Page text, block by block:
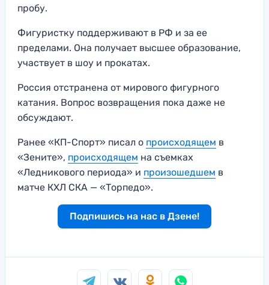
пробу.
Фигуристку поддерживают в РФ и за ее
пределами. Она получает высшее образование,
участвует в шоу и прокатах.
Россия отстранена от мирового фигурного
катания. Вопрос возвращения пока даже не
обсуждают.
Ранее «КП-Спорт» писал о происходящем в
«Зените», происходящем на съемках
«Ледникового периода» и произошедшем в
матче КХЛ СКА — «Торпедо».
Подпишись на нас в Дзене!